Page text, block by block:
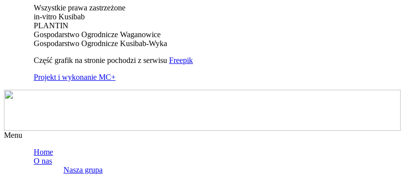
Wszystkie prawa zastrzeżone
in-vitro Kusibab
PLANTIN
Gospodarstwo Ogrodnicze Waganowice
Gospodarstwo Ogrodnicze Kusibab-Wyka
Część grafik na stronie pochodzi z serwisu Freepik
Projekt i wykonanie MC+
Menu
Home
O nas
Nasza grupa